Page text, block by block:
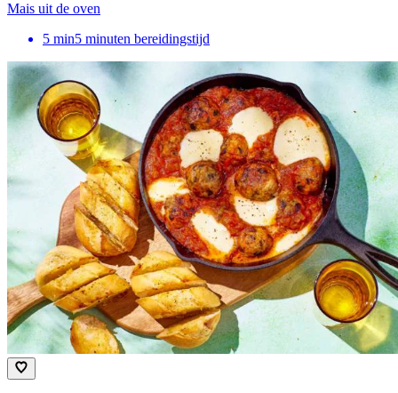
Mais uit de oven
5 min5 minuten bereidingstijd